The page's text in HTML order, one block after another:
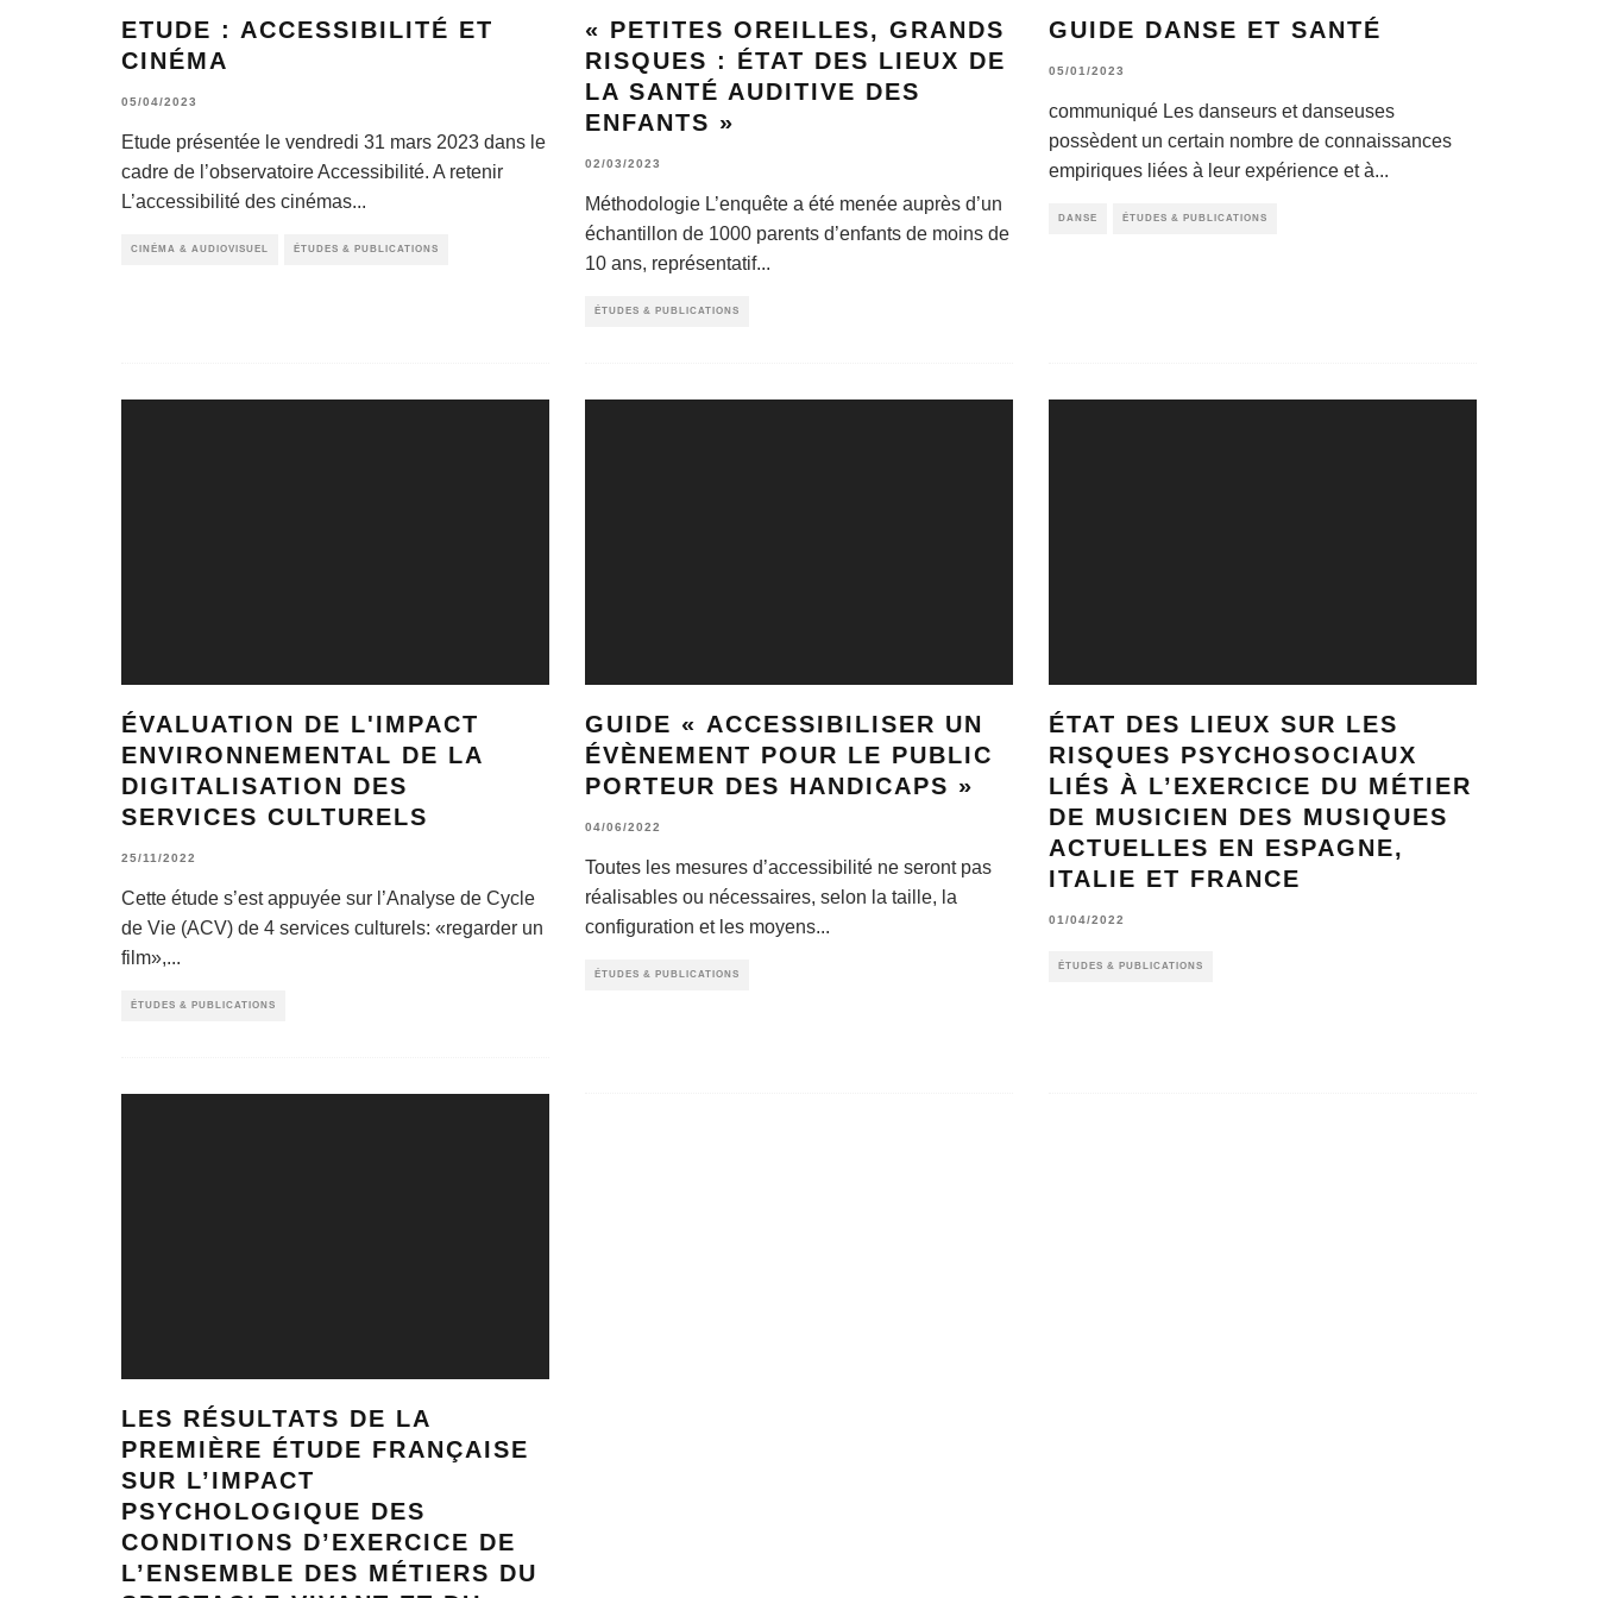
ETUDE : ACCESSIBILITÉ ET
CINÉMA
05/04/2023
Etude présentée le vendredi 31 mars 2023 dans le
cadre de l’observatoire Accessibilité. A retenir
L’accessibilité des cinémas...
CINÉMA & AUDIOVISUEL ÉTUDES & PUBLICATIONS
« PETITES OREILLES, GRANDS
RISQUES : ÉTAT DES LIEUX DE
LA SANTÉ AUDITIVE DES
ENFANTS »
02/03/2023
Méthodologie L’enquête a été menée auprès d’un
échantillon de 1000 parents d’enfants de moins de
10 ans, représentatif...
ÉTUDES & PUBLICATIONS
GUIDE DANSE ET SANTÉ
05/01/2023
communiqué Les danseurs et danseuses
possèdent un certain nombre de connaissances
empiriques liées à leur expérience et à...
DANSE ÉTUDES & PUBLICATIONS
ÉVALUATION DE L'IMPACT
ENVIRONNEMENTAL DE LA
DIGITALISATION DES
SERVICES CULTURELS
25/11/2022
Cette étude s’est appuyée sur l’Analyse de Cycle
de Vie (ACV) de 4 services culturels: «regarder un
film»,...
ÉTUDES & PUBLICATIONS
GUIDE « ACCESSIBILISER UN
ÉVÈNEMENT POUR LE PUBLIC
PORTEUR DES HANDICAPS »
04/06/2022
Toutes les mesures d’accessibilité ne seront pas
réalisables ou nécessaires, selon la taille, la
configuration et les moyens...
ÉTUDES & PUBLICATIONS
ÉTAT DES LIEUX SUR LES
RISQUES PSYCHOSOCIAUX
LIÉS À L’EXERCICE DU MÉTIER
DE MUSICIEN DES MUSIQUES
ACTUELLES EN ESPAGNE,
ITALIE ET FRANCE
01/04/2022
ÉTUDES & PUBLICATIONS
LES RÉSULTATS DE LA
PREMIÈRE ÉTUDE FRANÇAISE
SUR L’IMPACT
PSYCHOLOGIQUE DES
CONDITIONS D’EXERCICE DE
L’ENSEMBLE DES MÉTIERS DU